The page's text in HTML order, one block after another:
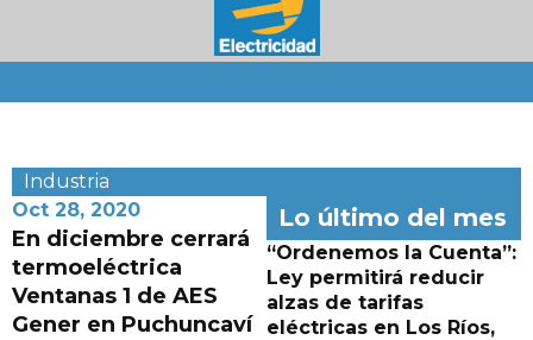
Industria
Oct 28, 2020
En diciembre cerrará
termoeléctrica
Ventanas 1 de AES
Gener en Puchuncaví
Lo último del mes
“Ordenemos la Cuenta”:
Ley permitirá reducir
alzas de tarifas
eléctricas en Los Ríos,